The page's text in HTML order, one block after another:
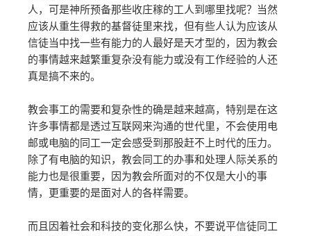
人，可是神所预备那些收庄稼的工人到哪里找呢？当然
应该从重生得救的基督徒里来找，但有些人认为应该从
信徒当中找一些有能力的人最好是天才型的，因为教会
的事情越来越繁重复杂没有能力或没有工作经验的人还
真是搞不来的。
教会事工的需要和复杂性的确是越来越高，特别是在这
许多事情都是透过互联网来沟通的世代里，不会使用电
邮或电脑的同工一定会感受到那股赶不上时代的压力。
除了有电脑的知识，教会同工的办事和处理人际关系的
能力也是很重要，因为教会所面对的不仅是大小的事
情，更重要的是面对人的各样需要。
而且因着社会和科技的变化那么快，不要说平信徒同工